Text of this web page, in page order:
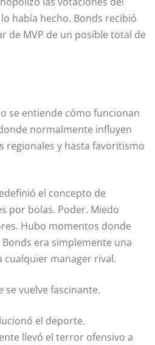
había hecho. Bonds recibió
de MVP de un posible total de
se entiende cómo funcionan
normalmente influyen
regionales y hasta favoritismo
el concepto de
por bolas. Poder. Miedo
Hubo momentos donde
era simplemente una
cualquier manager rival.
se vuelve fascinante.
el deporte.
llevó el terror ofensivo a